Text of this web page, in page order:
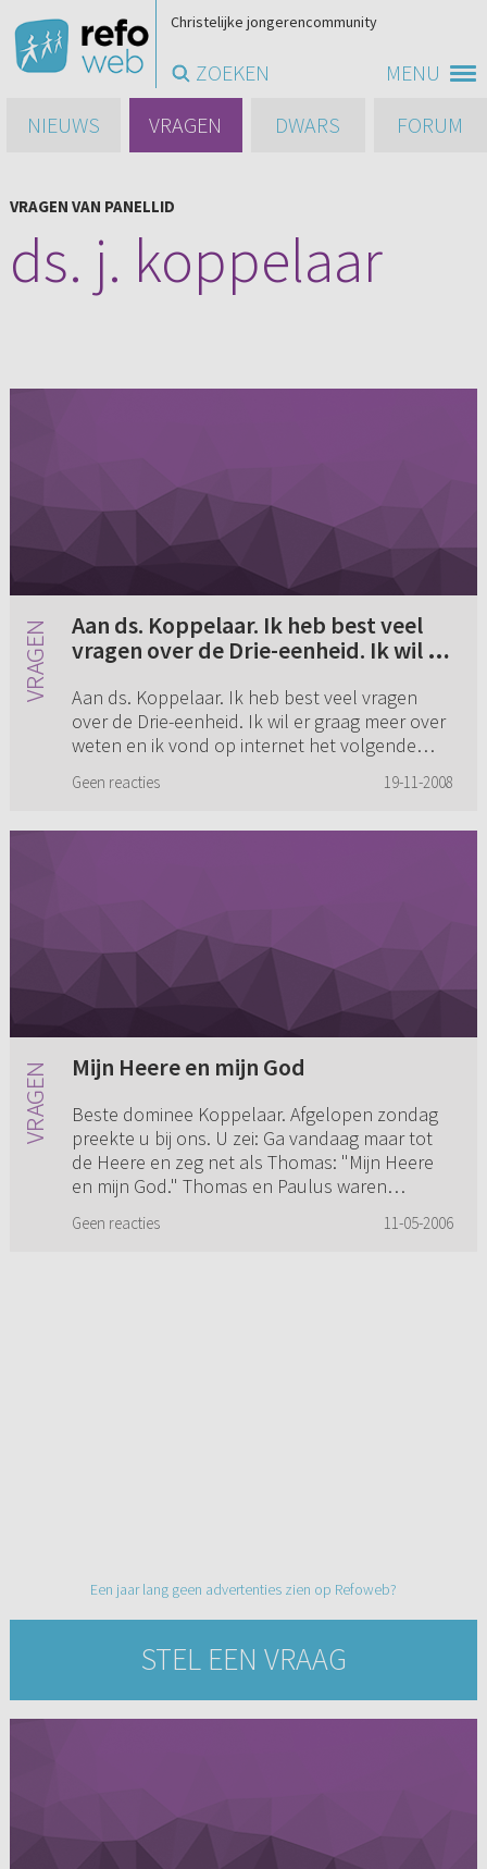
MENU
Christelijke jongerencommunity
ZOEKEN
NIEUWS
VRAGEN DWARS FORUM
VRAGEN VAN PANELLID
ds. j. koppelaar
Aan ds. Koppelaar. Ik heb best veel
vragen over de Drie-eenheid. Ik wil er
Aan ds. Koppelaar. Ik heb best veel vragen
over de Drie-eenheid. Ik wil er graag meer over
weten en ik vond op internet het volgende
eenheid.htm. Wat vind...
Geen reacties 19-11-2008
Mijn Heere en mijn God
Beste dominee Koppelaar. Afgelopen zondag
preekte u bij ons. U zei: Ga vandaag maar tot
de Heere en zeg net als Thomas: "Mijn Heere
en mijn God." Thomas en Paulus waren
Geen reacties 11-05-2006
Een jaar lang geen advertenties zien op Refoweb?
STEL EEN VRAAG